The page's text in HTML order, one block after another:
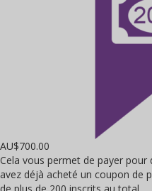
AU$700.00
Cela vous permet de payer
avez déjà acheté un coupon de
de plus de 200 inscrits au total.